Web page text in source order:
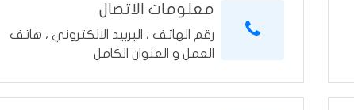
معلومات الاتصال
رقم الهاتف ، البربيد الالكتروني ، هاتف
العمل و العنوان الكامل